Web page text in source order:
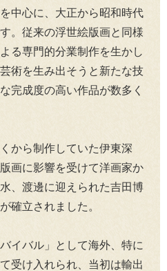
中心に、大正から昭和時代
。従来の浮世絵版画と同様
る専門的分業制作を生かし
術を生み出そうと新たな技
完成度の高い作品が数多く
から制作していた伊東深
画に影響を受けて洋画家か
、渡邊に迎えられた吉田博
確立されました。
イバル」として海外、特に
受け入れられ、当初は輸出